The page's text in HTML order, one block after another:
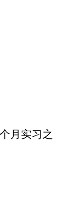
月实习之